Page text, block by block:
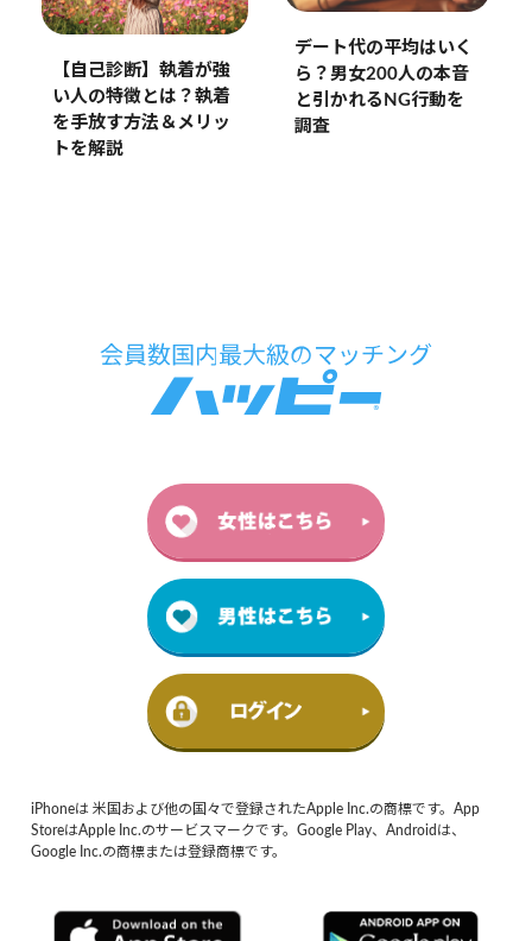
【自己診断】執着が強
い人の特徴とは？執着
を手放す方法＆メリッ
トを解説
デート代の平均はいく
ら？男女200人の本音
と引かれるNG行動を
調査
iPhoneは 米国および他の国々で登録されたApple Inc.の商標です。App
StoreはApple Inc.のサービスマークです。Google Play、Androidは、
Google Inc.の商標または登録商標です。